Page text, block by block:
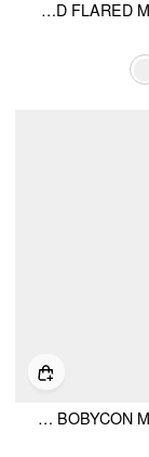
JACQUARD HALTER NECKLINE BOWKNOT DRAPED FLARED MAXI DRESS
HALTER NECK BACKLESS SPLIT RUCHED BOBYCON MAXI DRESS